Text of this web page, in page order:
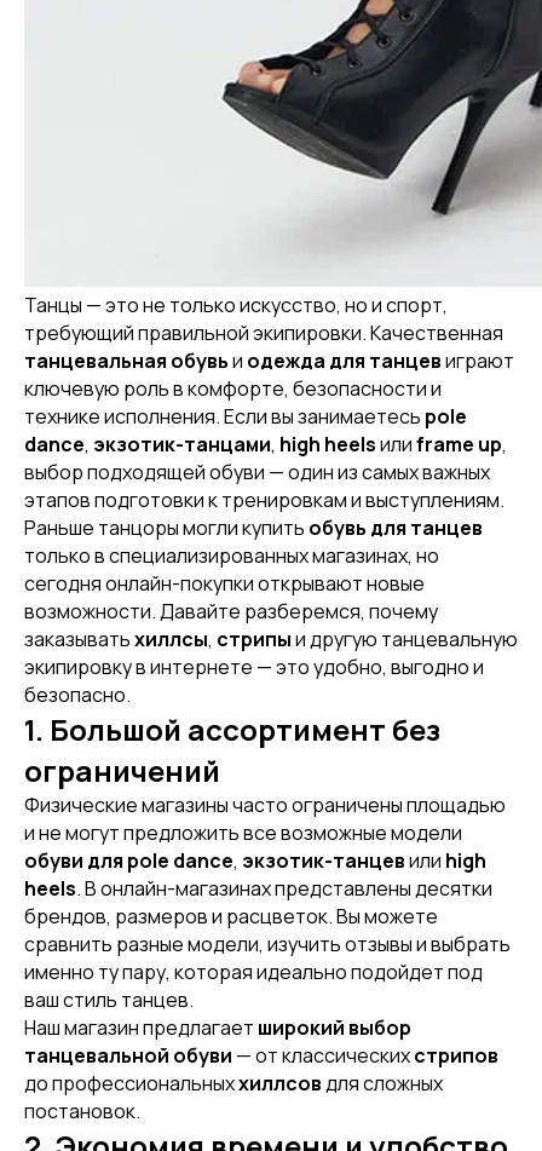
Танцы — это не только искусство, но и спорт,
требующий правильной экипировки. Качественная
танцевальная обувьи одежда для танцевиграют
ключевую роль в комфорте, безопасности и
технике исполнения. Если вы занимаетесь pole
dance, экзотик-танцами, high heelsилиframe up,
выбор подходящей обуви — один из самых важных
этапов подготовки к тренировкам и выступлениям.
Раньше танцоры могли купить обувь для танцев
только в специализированных магазинах, но
сегодня онлайн-покупки открывают новые
возможности. Давайте разберемся, почему
заказыватьхиллсы, стрипыи другую танцевальную
экипировку в интернете — это удобно, выгодно и
безопасно.
1. Большой ассортимент без
ограничений
Физические магазины часто ограничены площадью
и не могут предложить все возможные модели
обуви для pole dance, экзотик-танцевили high
heels. В онлайн-магазинах представлены десятки
брендов, размеров и расцветок. Вы можете
сравнить разные модели, изучить отзывы и выбрать
именно ту пару, которая идеально подойдет под
ваш стиль танцев.
Наш магазин предлагает широкий выбор
танцевальной обуви — от классическихстрипов
до профессиональныххиллсовдля сложных
постановок.